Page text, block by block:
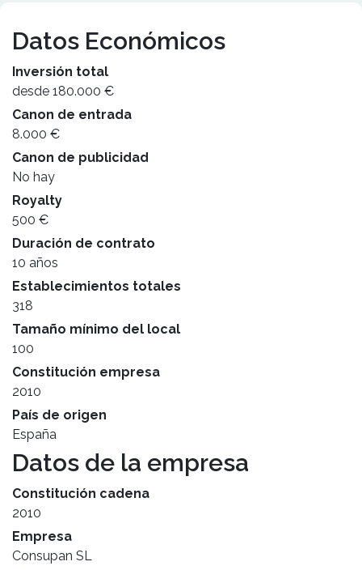
Datos Económicos
Inversión total
desde 180.000 €
Canon de entrada
8.000 €
Canon de publicidad
No hay
Royalty
500 €
Duración de contrato
10 años
Establecimientos totales
318
Tamaño mínimo del local
100
Constitución empresa
2010
País de origen
España
Datos de la empresa
Constitución cadena
2010
Empresa
Consupan SL